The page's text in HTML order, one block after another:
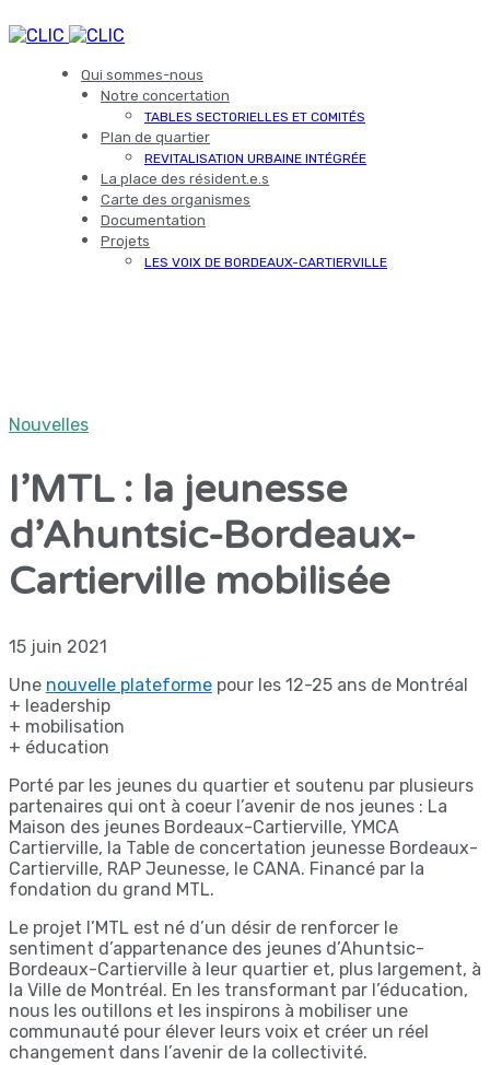
Qui sommes-nous
Notre concertation
TABLES SECTORIELLES ET COMITÉS
Plan de quartier
REVITALISATION URBAINE INTÉGRÉE
La place des résident.e.s
Carte des organismes
Documentation
Projets
LES VOIX DE BORDEAUX-CARTIERVILLE
Nouvelles
I’MTL : la jeunesse
d’Ahuntsic-Bordeaux-
Cartierville mobilisée
15 juin 2021
Une nouvelle plateforme pour les 12-25 ans de Montréal
+ leadership
+ mobilisation
+ éducation
Porté par les jeunes du quartier et soutenu par plusieurs
partenaires qui ont à coeur l’avenir de nos jeunes : La
Maison des jeunes Bordeaux-Cartierville, YMCA
Cartierville, la Table de concertation jeunesse Bordeaux-
Cartierville, RAP Jeunesse, le CANA. Financé par la
fondation du grand MTL.
Le projet I’MTL est né d’un désir de renforcer le
sentiment d’appartenance des jeunes d’Ahuntsic-
Bordeaux-Cartierville à leur quartier et, plus largement, à
la Ville de Montréal. En les transformant par l’éducation,
nous les outillons et les inspirons à mobiliser une
communauté pour élever leurs voix et créer un réel
changement dans l’avenir de la collectivité.